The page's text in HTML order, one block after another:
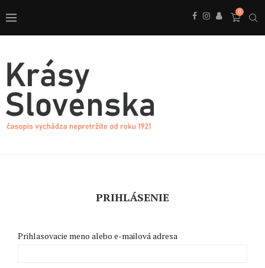
0
PRIHLÁSENIE
Prihlasovacie meno alebo e-mailová adresa